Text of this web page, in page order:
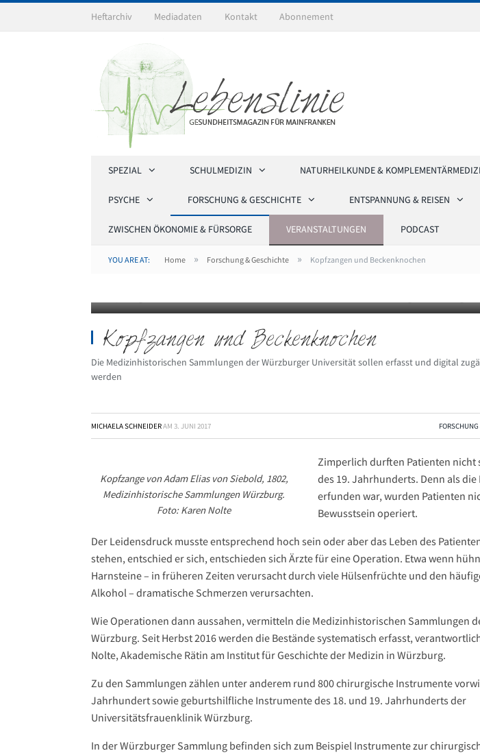
Heftarchiv Mediadaten Kontakt Abonnement
SPEZIAL SCHULMEDIZIN NATURHEILKUNDE &
PSYCHE FORSCHUNG & GESCHICHTE ENTSPANNUNG & REISEN
ZWISCHEN ÖKONOMIE & FÜRSORGE VERANSTALTUNGEN PODCAST
YOU ARE AT: Home » Forschung & Geschichte » Kopfzangen und Beckenknochen
Kopfzangen und Beckenknochen
Die Medizinhistorischen Sammlungen der Würzburger Universität sollen erfasst und digital
werden
MICHAELA SCHNEIDERAM 3. JUNI 2017
Kopfzange von Adam Elias von Siebold, 1802,
Medizinhistorische Sammlungen Würzburg.
Foto: Karen Nolte
Zimperlich durften Patienten nicht
des 19. Jahrhunderts. Denn als
erfunden war, wurden Patienten
Bewusstsein operiert.
Der Leidensdruck musste entsprechend hoch sein oder aber das Leben des
stehen, entschied er sich, entschieden sich Ärzte für eine Operation. Etwa wenn
Harnsteine – in früheren Zeiten verursacht durch viele Hülsenfrüchte und den
Alkohol – dramatische Schmerzen verursachten.
Wie Operationen dann aussahen, vermitteln die Medizinhistorischen Sammlungen
Würzburg. Seit Herbst 2016 werden die Bestände systematisch erfasst,
Nolte, Akademische Rätin am Institut für Geschichte der Medizin in Würzburg.
Zu den Sammlungen zählen unter anderem rund 800 chirurgische Instrumente
Jahrhundert sowie geburtshilfliche Instrumente des 18. und 19. Jahrhunderts der
Universitätsfrauenklinik Würzburg.
In der Würzburger Sammlung befinden sich zum Beispiel Instrumente zur